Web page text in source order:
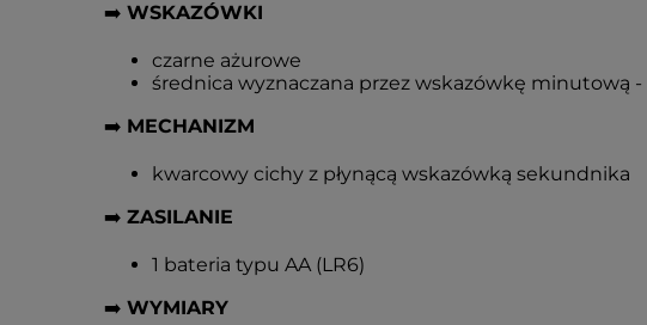
➡️ WSKAZÓWKI
czarne ażurowe
średnica wyznaczana przez wskazówkę minutową -
➡️ MECHANIZM
kwarcowy cichy z płynącą wskazówką sekundnika
➡️ ZASILANIE
1 bateria typu AA (LR6)
➡️ WYMIARY